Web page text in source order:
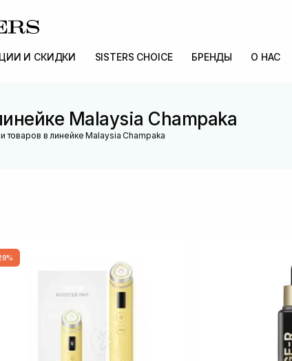
И СКИДКИ SISTERS CHOICE БРЕНДЫ О НАС
Malaysia Champaka
товаров в линейке Malaysia Champaka